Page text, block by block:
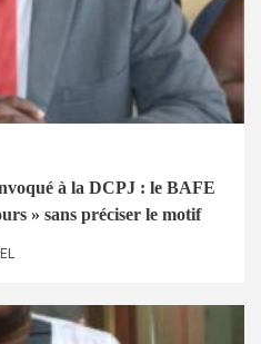
à la DCPJ : le BAFE
» sans préciser le motif